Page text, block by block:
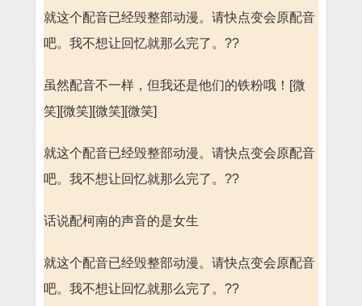
就这个配音已经毁整部动漫。请快点变会原配音
吧。我不想让回忆就那么完了。??
虽然配音不一样，但我还是他们的铁粉哦！[微
笑][微笑][微笑][微笑]
就这个配音已经毁整部动漫。请快点变会原配音
吧。我不想让回忆就那么完了。??
话说配柯南的声音的是女生
就这个配音已经毁整部动漫。请快点变会原配音
吧。我不想让回忆就那么完了。??